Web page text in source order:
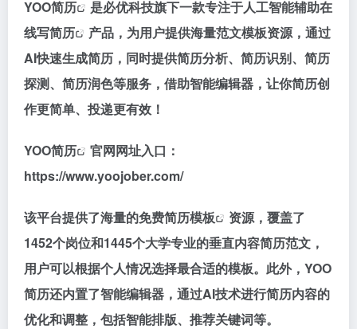
YOO简历
是必优科技旗下一款专注于人工智能辅助在
线写简历
产品，为用户提供海量范文模板资源，通过
AI快速生成简历，同时提供简历分析、简历识别、简历
探测、简历润色等服务，借助智能编辑器，让你简历创
作更简单、投递更有效！
YOO简历
官网网址入口：
https://www.yoojober.com/
该平台提供了海量的免费简历模板
资源，覆盖了
1452个岗位和1445个大学专业的垂直内容简历范文，
用户可以根据个人情况选择最合适的模板。此外，YOO
简历还内置了智能编辑器，通过AI技术进行简历内容的
优化和调整，包括智能排版、推荐关键词等。